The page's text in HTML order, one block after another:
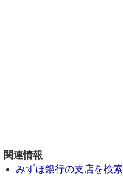
関連情報
みずほ銀行の支店を検索